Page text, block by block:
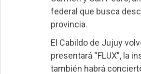
federal que busca
provincia.
El Cabildo de Jujuy
presentará “FLUX”, la
también habrá